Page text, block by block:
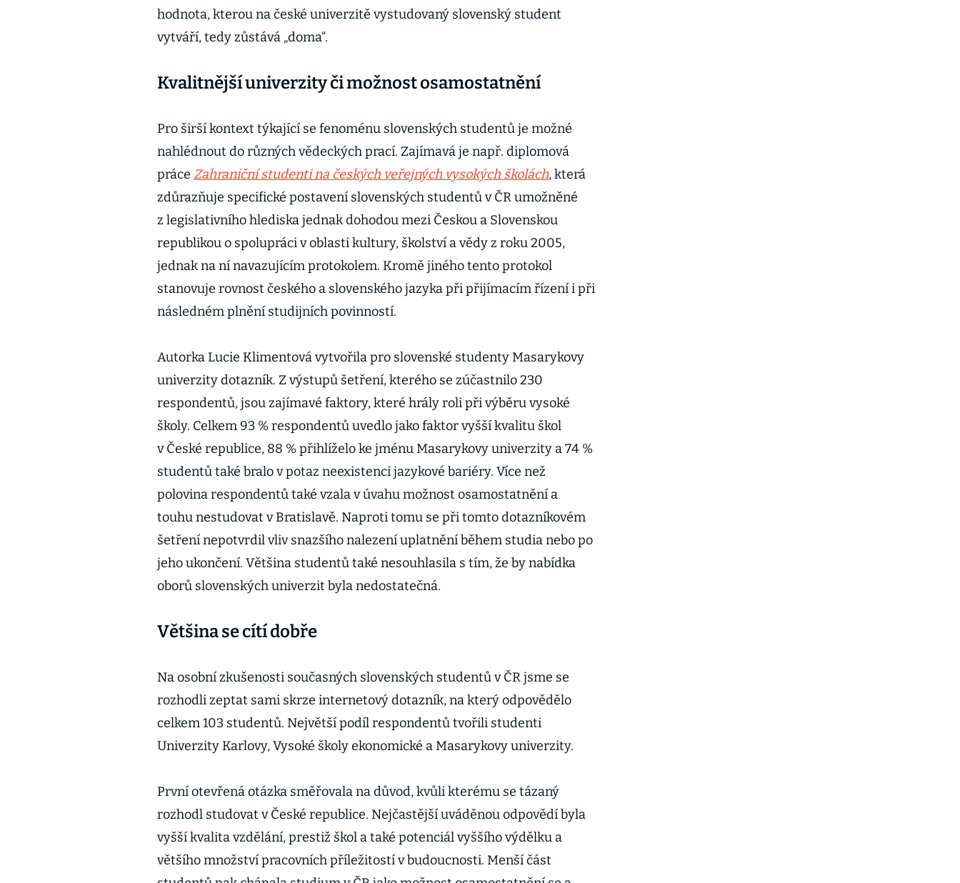
hodnota, kterou na české univerzitě vystudovaný slovenský student
vytváří, tedy zůstává „doma“.
Kvalitnější univerzity či možnost osamostatnění
Pro širší kontext týkající se fenoménu slovenských studentů je možné
nahlédnout do různých vědeckých prací. Zajímavá je např. diplomová
práce Zahraniční studenti na českých veřejných vysokých školách, která
zdůrazňuje specifické postavení slovenských studentů v ČR umožněné
z legislativního hlediska jednak dohodou mezi Českou a Slovenskou
republikou o spolupráci v oblasti kultury, školství a vědy z roku 2005,
jednak na ní navazujícím protokolem. Kromě jiného tento protokol
stanovuje rovnost českého a slovenského jazyka při přijímacím řízení i při
následném plnění studijních povinností.
Autorka Lucie Klimentová vytvořila pro slovenské studenty Masarykovy
univerzity dotazník. Z výstupů šetření, kterého se zúčastnilo 230
respondentů, jsou zajímavé faktory, které hrály roli při výběru vysoké
školy. Celkem 93 % respondentů uvedlo jako faktor vyšší kvalitu škol
v České republice, 88 % přihlíželo ke jménu Masarykovy univerzity a 74 %
studentů také bralo v potaz neexistenci jazykové bariéry. Více než
polovina respondentů také vzala v úvahu možnost osamostatnění a
touhu nestudovat v Bratislavě. Naproti tomu se při tomto dotazníkovém
šetření nepotvrdil vliv snazšího nalezení uplatnění během studia nebo po
jeho ukončení. Většina studentů také nesouhlasila s tím, že by nabídka
oborů slovenských univerzit byla nedostatečná.
Většina se cítí dobře
Na osobní zkušenosti současných slovenských studentů v ČR jsme se
rozhodli zeptat sami skrze internetový dotazník, na který odpovědělo
celkem 103 studentů. Největší podíl respondentů tvořili studenti
Univerzity Karlovy, Vysoké školy ekonomické a Masarykovy univerzity.
První otevřená otázka směřovala na důvod, kvůli kterému se tázaný
rozhodl studovat v České republice. Nejčastější uváděnou odpovědí byla
vyšší kvalita vzdělání, prestiž škol a také potenciál vyššího výdělku a
většího množství pracovních příležitostí v budoucnosti. Menší část